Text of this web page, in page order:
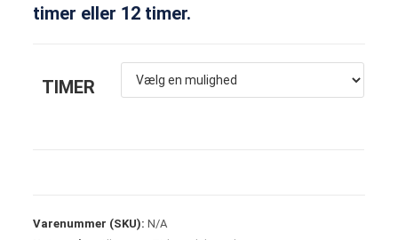
timer eller 12 timer.
TIMER
Varenummer (SKU):N/A